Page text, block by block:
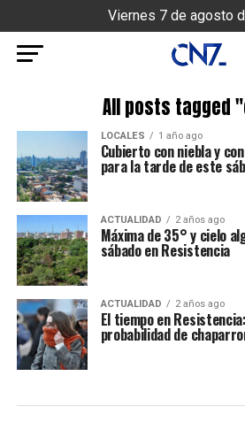
Viernes 7 de agosto
All posts tagged
LOCALES 1 año ago
Cubierto con niebla y
para la tarde de este
ACTUALIDAD 2 años ago
Máxima de 35° y cielo
sábado en Resistencia
ACTUALIDAD 2 años ago
El tiempo en
probabilidad de